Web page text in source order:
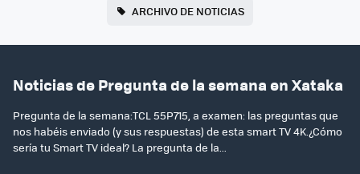
ARCHIVO DE NOTICIAS
Noticias de Pregunta de la semana en Xataka
Pregunta de la semana:TCL 55P715, a examen: las preguntas que
nos habéis enviado (y sus respuestas) de esta smart TV 4K.¿Cómo
sería tu Smart TV ideal? La pregunta de la...